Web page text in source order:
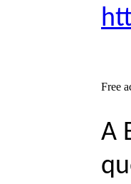
Free
A